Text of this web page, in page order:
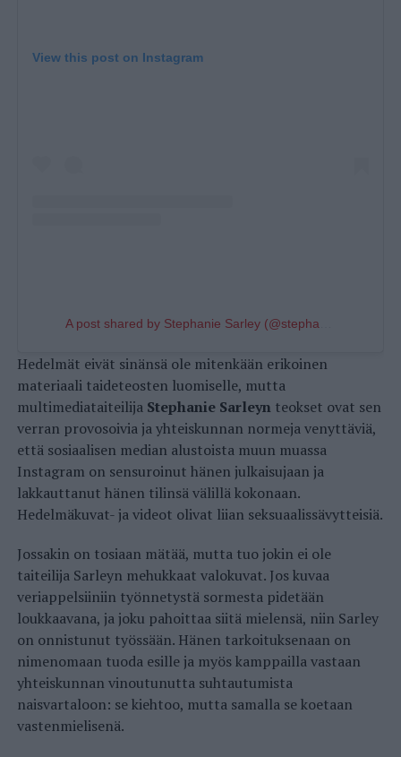
View this post on Instagram
Hedelmät eivät sinänsä ole mitenkään erikoinen
materiaali taideteosten luomiselle, mutta
multimediataiteilija Stephanie Sarleynteokset ovat sen
verran provosoivia ja yhteiskunnan normeja venyttäviä,
että sosiaalisen median alustoista muun muassa
Instagram on sensuroinut hänen julkaisujaan ja
lakkauttanut hänen tilinsä välillä kokonaan.
Hedelmäkuvat- ja videot olivat liian seksuaalissävytteisiä.
Jossakin on tosiaan mätää, mutta tuo jokin ei ole
taiteilija Sarleyn mehukkaat valokuvat. Jos kuvaa
veriappelsiiniin työnnetystä sormesta pidetään
loukkaavana, ja joku pahoittaa siitä mielensä, niin Sarley
on onnistunut työssään. Hänen tarkoituksenaan on
nimenomaan tuoda esille ja myös kamppailla vastaan
yhteiskunnan vinoutunutta suhtautumista
naisvartaloon: se kiehtoo, mutta samalla se koetaan
vastenmielisenä.